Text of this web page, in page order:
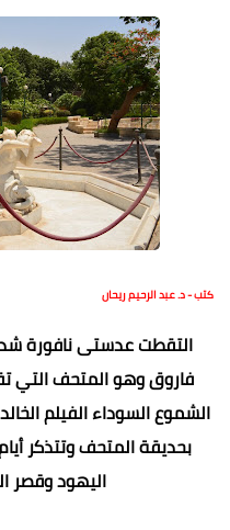
كتب - د. عبد الرحيم ريحان
التقطت عدستى نافورة
فاروق وهو المتحف التي
الشموع السوداء الفيلم
بحديقة المتحف وتتذكر
اليهود وقصر